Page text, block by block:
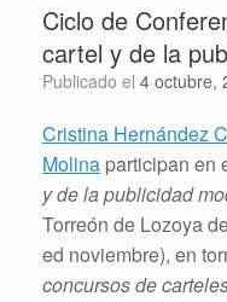
Ciclo de
cartel y de la
Publicado el 4 octubre,
Cristina Hernández
Molina participan en
y de la publicidad
Torreón de Lozoya
ed noviembre), en
concursos de